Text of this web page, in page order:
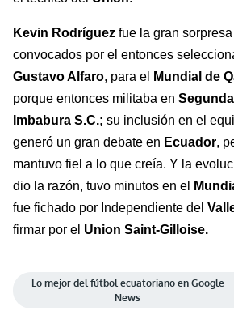
Kevin Rodríguez fue la gran
convocados por el entonces
Gustavo Alfaro, para el Mundial de
porque entonces militaba en
Imbabura S.C.; su inclusión en el
generó un gran debate en Ecuador,
mantuvo fiel a lo que creía. Y la
dio la razón, tuvo minutos en el
fue fichado por Independiente del
firmar por el Union Saint-Gilloise.
Lo mejor del fútbol ecuatoriano en Google
News